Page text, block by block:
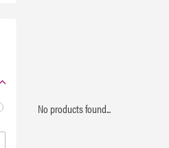
No products found...